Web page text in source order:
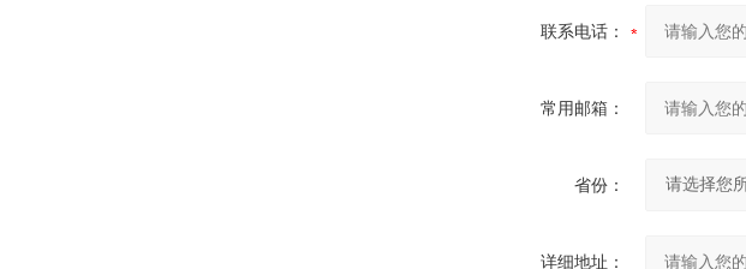
联系电话：
常用邮箱：
省份：
详细地址：